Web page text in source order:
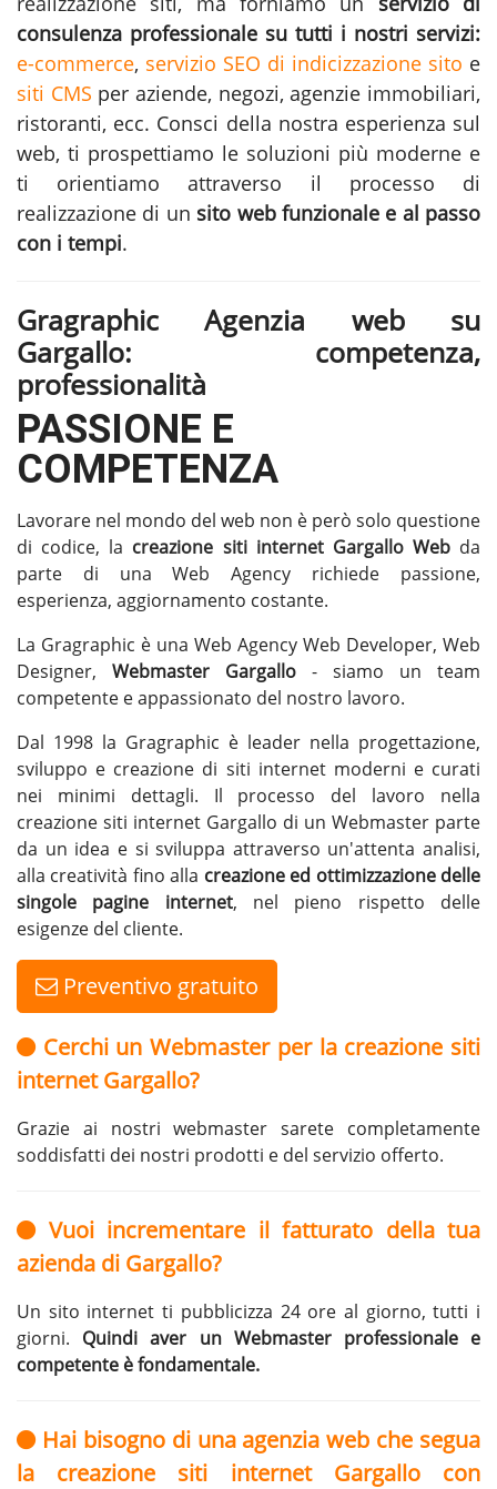
consulenza professionale su tutti i nostri servizi:
e-commerce, servizio SEO di indicizzazione sito e
siti CMS per aziende, negozi, agenzie immobiliari,
ristoranti, ecc. Consci della nostra esperienza sul
web, ti prospettiamo le soluzioni più moderne e
ti orientiamo attraverso il processo di
realizzazione di un sito web funzionale e al passo
con i tempi.
Gragraphic Agenzia web su
Gargallo: competenza,
professionalità
PASSIONE E
COMPETENZA
Lavorare nel mondo del web non è però solo questione
di codice, la creazione siti internet GargalloWebda
parte di una Web Agency richiede passione,
esperienza, aggiornamento costante.
La Gragraphic è una Web Agency Web Developer, Web
Designer, Webmaster Gargallo - siamo un team
competente e appassionato del nostro lavoro.
Dal 1998 la Gragraphic è leader nella progettazione,
sviluppo e creazione di siti internet moderni e curati
nei minimi dettagli. Il processo del lavoro nella
creazione siti internet Gargallo di un Webmaster parte
da un idea e si sviluppa attraverso un'attenta analisi,
alla creatività fino alla creazione ed ottimizzazione delle
singole pagine internet, nel pieno rispetto delle
esigenze del cliente.
Preventivo gratuito
Cerchi un Webmaster per la creazione siti
internet Gargallo?
Grazie ai nostri webmaster sarete completamente
soddisfatti dei nostri prodotti e del servizio offerto.
Vuoi incrementare il fatturato della tua
azienda di Gargallo?
Un sito internet ti pubblicizza 24 ore al giorno, tutti i
giorni. Quindi aver un Webmaster professionale e
competente è fondamentale.
Hai bisogno di una agenzia web che segua
la creazione siti internet Gargallo con